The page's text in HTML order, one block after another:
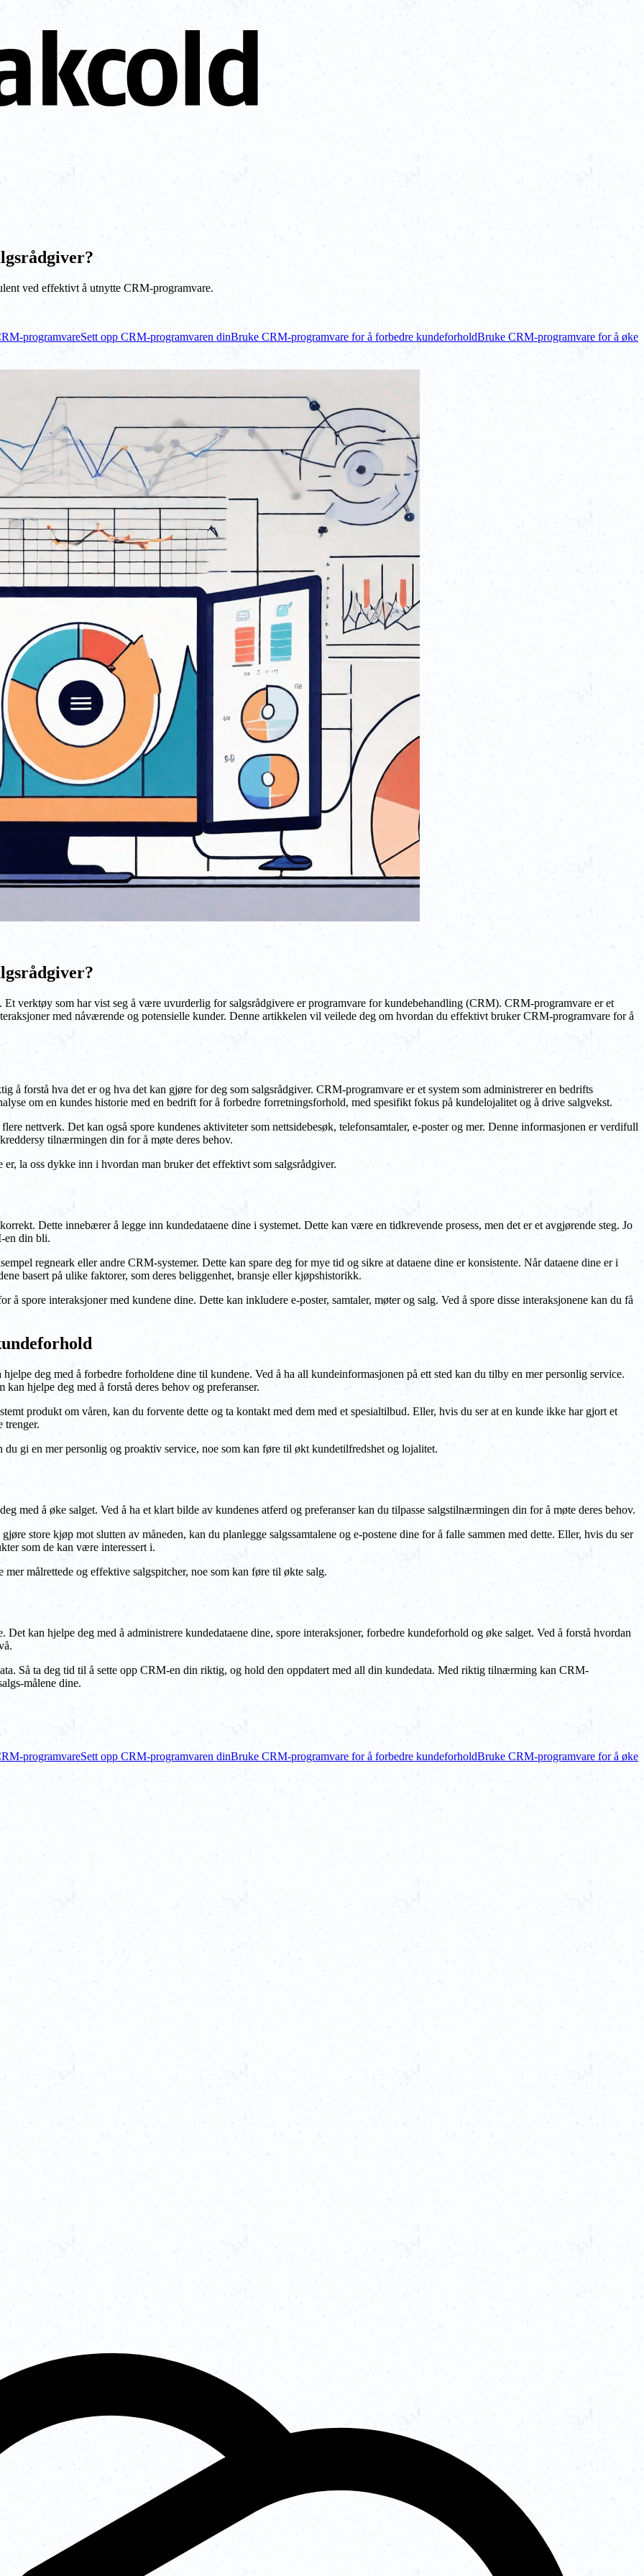
ved effektivt å utnytte CRM-programvare.
programvareSett opp CRM-programvaren dinBruke CRM-programvare for å forbedre kundeforholdBruke CRM-programvare for å øke
verktøy som har vist seg å være uvurderlig for salgsrådgivere er programvare for kundebehandling (CRM). CRM-programvare er et
med nåværende og potensielle kunder. Denne artikkelen vil veilede deg om hvordan du effektivt bruker CRM-programvare for å
forstå hva det er og hva det kan gjøre for deg som salgsrådgiver. CRM-programvare er et system som administrerer en bedrifts
om en kundes historie med en bedrift for å forbedre forretningsforhold, med spesifikt fokus på kundelojalitet og å drive salgvekst.
nettverk. Det kan også spore kundenes aktiviteter som nettsidebesøk, telefonsamtaler, e-poster og mer. Denne informasjonen er verdifull
tilnærmingen din for å møte deres behov.
la oss dykke inn i hvordan man bruker det effektivt som salgsrådgiver.
Dette innebærer å legge inn kundedataene dine i systemet. Dette kan være en tidkrevende prosess, men det er et avgjørende steg. Jo
en din bli.
regneark eller andre CRM-systemer. Dette kan spare deg for mye tid og sikre at dataene dine er konsistente. Når dataene dine er i
basert på ulike faktorer, som deres beliggenhet, bransje eller kjøpshistorikk.
spore interaksjoner med kundene dine. Dette kan inkludere e-poster, samtaler, møter og salg. Ved å spore disse interaksjonene kan du få
deg med å forbedre forholdene dine til kundene. Ved å ha all kundeinformasjonen på ett sted kan du tilby en mer personlig service.
hjelpe deg med å forstå deres behov og preferanser.
produkt om våren, kan du forvente dette og ta kontakt med dem med et spesialtilbud. Eller, hvis du ser at en kunde ikke har gjort et
trenger.
gi en mer personlig og proaktiv service, noe som kan føre til økt kundetilfredshet og lojalitet.
med å øke salget. Ved å ha et klart bilde av kundenes atferd og preferanser kan du tilpasse salgstilnærmingen din for å møte deres behov.
store kjøp mot slutten av måneden, kan du planlegge salgssamtalene og e-postene dine for å falle sammen med dette. Eller, hvis du ser
som de kan være interessert i.
målrettede og effektive salgspitcher, noe som kan føre til økte salg.
kan hjelpe deg med å administrere kundedataene dine, spore interaksjoner, forbedre kundeforhold og øke salget. Ved å forstå hvordan
Så ta deg tid til å sette opp CRM-en din riktig, og hold den oppdatert med all din kundedata. Med riktig tilnærming kan CRM-
målene dine.
programvareSett opp CRM-programvaren dinBruke CRM-programvare for å forbedre kundeforholdBruke CRM-programvare for å øke